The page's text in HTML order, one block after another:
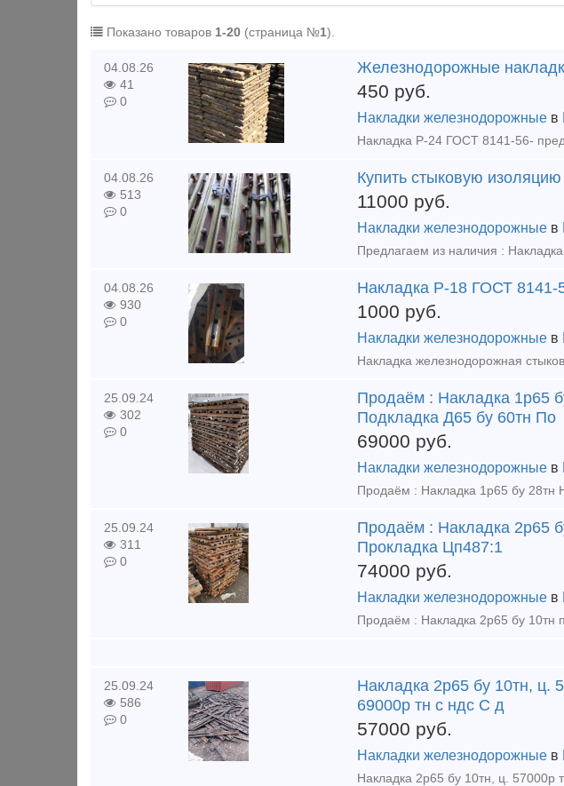
Показано товаров 1-20 (страница №1).
04.08.26
41
0
Железнодорожные
450 руб.
Накладки железнодорожные в
04.08.26
513
0
Купить стыковую
11000 руб.
Накладки железнодорожные в
04.08.26
930
0
Накладка Р-18 ГОСТ 8141-
1000 руб.
Накладки железнодорожные в
25.09.24
302
0
Продаём : Накладка 1р65
Подкладка Д65 бу 60тн По
69000 руб.
Накладки железнодорожные в
25.09.24
311
0
Продаём : Накладка 2р65
Прокладка Цп487:1
74000 руб.
Накладки железнодорожные в
25.09.24
586
0
Накладка 2р65 бу 10тн, ц.
69000р тн с ндс С д
57000 руб.
Накладки железнодорожные в